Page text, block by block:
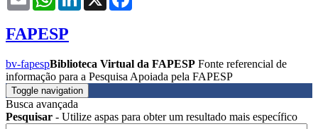
FAPESP
bv-fapespBiblioteca Virtual da FAPESP Fonte referencial de
informação para a Pesquisa Apoiada pela FAPESP
Toggle navigation
Busca avançada
Pesquisar - Utilize aspas para obter um resultado mais específico